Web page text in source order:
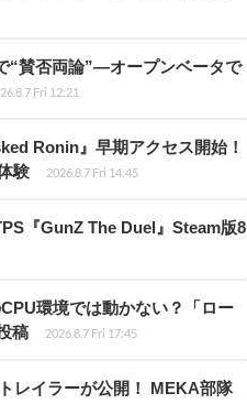
“賛否両論”―オープンベータで
Fri 12:21
Ronin』早期アクセス開始！
験
2026.8.7 Fri 14:45
『GunZ The Duel』Steam版8
環境では動かない？「ロー
稿
2026.8.7 Fri 17:45
レイラーが公開！ MEKA部隊